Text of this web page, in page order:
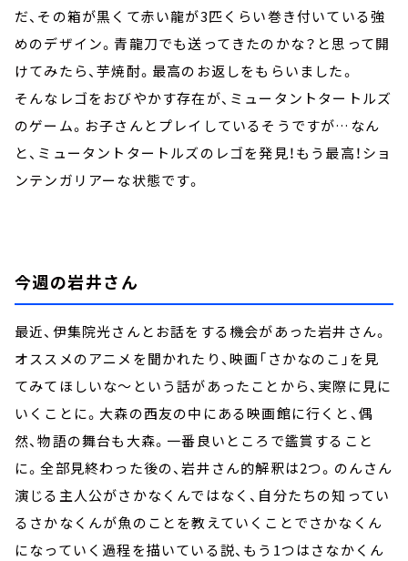
だ、その箱が黒くて赤い龍が3匹くらい巻き付いている強
めのデザイン。青龍刀でも送ってきたのかな？と思って開
けてみたら、芋焼酎。最高のお返しをもらいました。
そんなレゴをおびやかす存在が、ミュータントタートルズ
のゲーム。お子さんとプレイしているそうですが…なん
と、ミュータントタートルズのレゴを発見！もう最高！ショ
ンテンガリアーな状態です。
今週の岩井さん
最近、伊集院光さんとお話をする機会があった岩井さん。
オススメのアニメを聞かれたり、映画「さかなのこ」を見
てみてほしいな～という話があったことから、実際に見に
いくことに。大森の西友の中にある映画館に行くと、偶
然、物語の舞台も大森。一番良いところで鑑賞すること
に。全部見終わった後の、岩井さん的解釈は2つ。のんさん
演じる主人公がさかなくんではなく、自分たちの知ってい
るさかなくんが魚のことを教えていくことでさかなくん
になっていく過程を描いている説、もう1つはさなかくん